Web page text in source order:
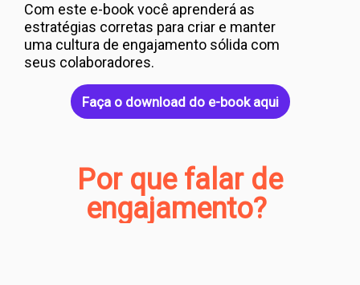
Com este e-book você aprenderá as
estratégias corretas para criar e manter
uma cultura de engajamento sólida com
seus colaboradores.
Faça o download do e-book aqui
Por que falar de
engajamento?